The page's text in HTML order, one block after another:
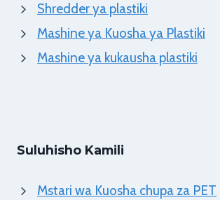
Shredder ya plastiki
Mashine ya Kuosha ya Plastiki
Mashine ya kukausha plastiki
Suluhisho Kamili
Mstari wa Kuosha chupa za PET